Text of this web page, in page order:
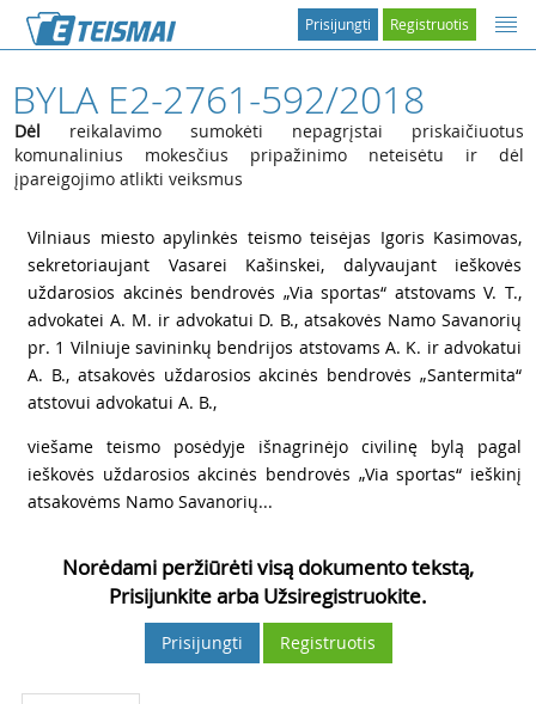
Registruotis
Prisijungti
BYLA E2-2761-592/2018
Dėl reikalavimo sumokėti nepagrįstai priskaičiuotus
komunalinius mokesčius pripažinimo neteisėtu ir dėl
įpareigojimo atlikti veiksmus
Vilniaus miesto apylinkės teismo teisėjas Igoris Kasimovas,
sekretoriaujant Vasarei Kašinskei, dalyvaujant ieškovės
uždarosios akcinės bendrovės „Via sportas“ atstovams V. T.,
advokatei A. M. ir advokatui D. B., atsakovės Namo Savanorių
pr. 1 Vilniuje savininkų bendrijos atstovams A. K. ir advokatui
A. B., atsakovės uždarosios akcinės bendrovės „Santermita“
atstovui advokatui A. B.,
viešame teismo posėdyje išnagrinėjo civilinę bylą pagal
ieškovės uždarosios akcinės bendrovės „Via sportas“ ieškinį
atsakovėms Namo Savanorių...
Norėdami peržiūrėti visą dokumento tekstą,
Prisijunkite arba Užsiregistruokite.
Prisijungti Registruotis